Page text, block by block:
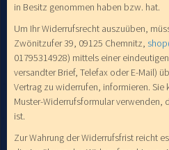
in Besitz genommen haben bzw. hat.
Um Ihr Widerrufsrecht auszuüben,
Zwönitzufer 39, 09125 Chemnitz,
01795314928) mittels einer
versandter Brief, Telefax oder E-Mail)
Vertrag zu widerrufen, informieren.
Muster-Widerrufsformular verwenden,
ist.
Zur Wahrung der Widerrufsfrist reicht